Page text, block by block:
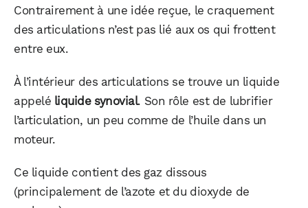
Contrairement à une idée reçue, le craquement
des articulations n’est pas lié aux os qui frottent
entre eux.
À l’intérieur des articulations se trouve un liquide
appelé liquide synovial. Son rôle est de lubrifier
l’articulation, un peu comme de l’huile dans un
moteur.
Ce liquide contient des gaz dissous
(principalement de l’azote et du dioxyde de